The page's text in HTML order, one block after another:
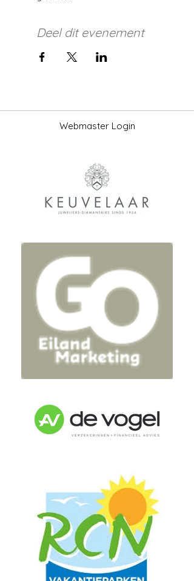
Deel dit evenement
Webmaster Login